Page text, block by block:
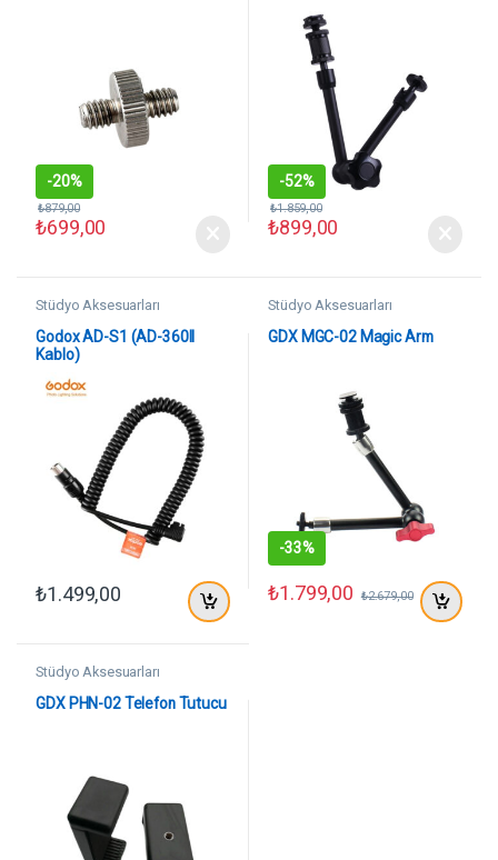
-20%
₺699,00
₺879,00
-52%
₺899,00
₺1.859,00
Stüdyo Aksesuarları
Godox AD-S1 (AD-360II
Kablo)
₺1.499,00
Stüdyo Aksesuarları
GDX MGC-02 Magic Arm
-33%
₺1.799,00 ₺2.679,00
Stüdyo Aksesuarları
GDX PHN-02 Telefon Tutucu